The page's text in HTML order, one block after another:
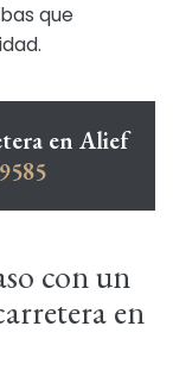
que
en Alief
con un
en